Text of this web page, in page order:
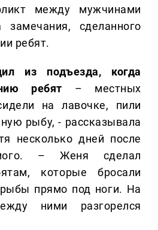
между мужчинами
замечания, сделанного
ребят.
из подъезда, когда
ребят – местных
на лавочке, пили
рыбу, - рассказывала
несколько дней после
– Женя сделал
которые бросали
прямо под ноги. На
ними разгорелся